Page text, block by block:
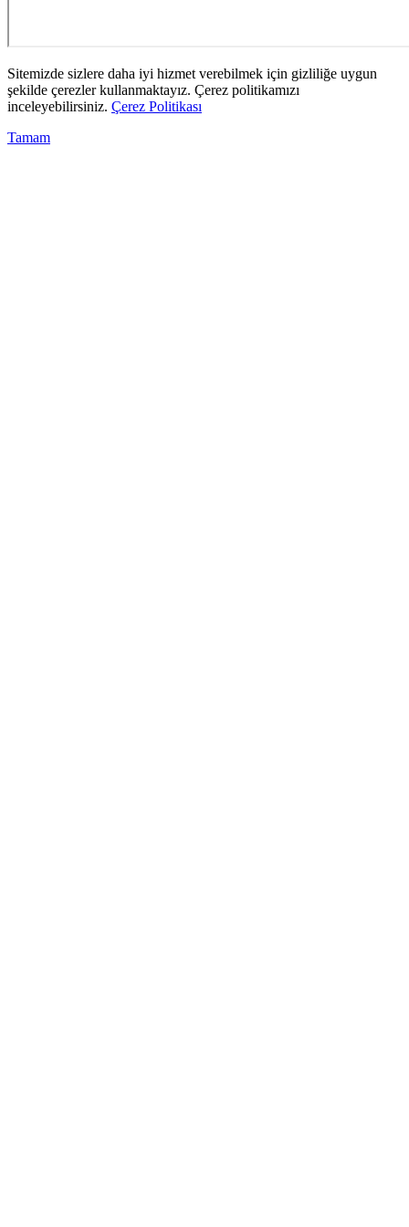
Sitemizde sizlere daha iyi hizmet verebilmek için gizliliğe uygun
şekilde çerezler kullanmaktayız. Çerez politikamızı
inceleyebilirsiniz. Çerez Politikası
Tamam